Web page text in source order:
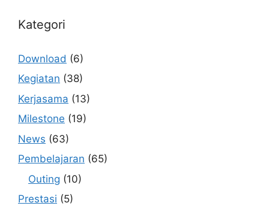
Kategori
Download (6)
Kegiatan (38)
Kerjasama (13)
Milestone (19)
News (63)
Pembelajaran (65)
Outing (10)
Prestasi (5)